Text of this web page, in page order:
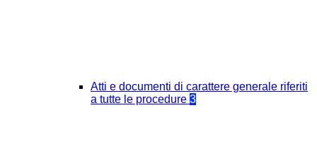
Atti e documenti di carattere generale riferiti
a tutte le procedure 3